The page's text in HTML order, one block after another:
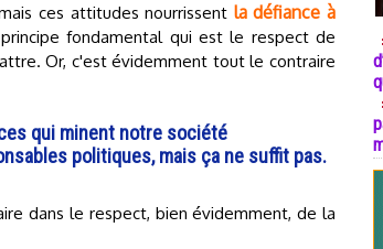
ces attitudes nourrissent la défiance à
fondamental qui est le respect de
Or, c'est évidemment tout le contraire
qui minent notre société
politiques, mais ça ne suffit pas.
dans le respect, bien évidemment, de la